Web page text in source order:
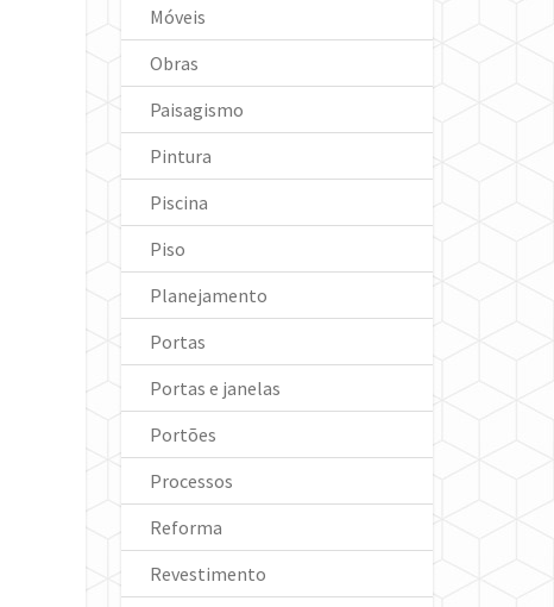
Móveis
Obras
Paisagismo
Pintura
Piscina
Piso
Planejamento
Portas
Portas e janelas
Portões
Processos
Reforma
Revestimento